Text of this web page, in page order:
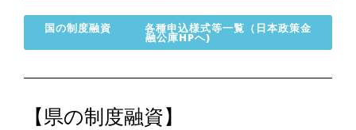
国の制度融資 各種申込様式等一覧（日本政策金
融公庫HPへ)
【県の制度融資】